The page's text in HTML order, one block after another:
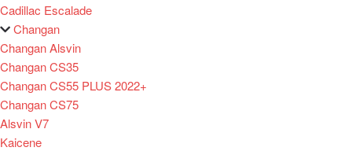
Cadillac Escalade
Changan
Changan Alsvin
Changan CS35
Changan CS55 PLUS 2022+
Changan CS75
Alsvin V7
Kaicene